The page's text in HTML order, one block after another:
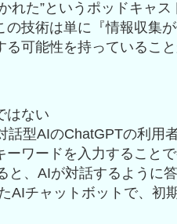
れた”というポッドキャ
技術は単に『情報収集
る可能性を持っているこ
はない
話型AIのChatGPTの利用
ワードを入力すること
と、AIが対話するように
AIチャットボットで、初